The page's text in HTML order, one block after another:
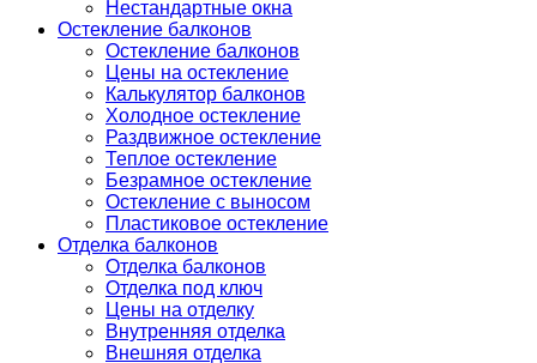
Нестандартные окна
Остекление балконов
Остекление балконов
Цены на остекление
Калькулятор балконов
Холодное остекление
Раздвижное остекление
Теплое остекление
Безрамное остекление
Остекление с выносом
Пластиковое остекление
Отделка балконов
Отделка балконов
Отделка под ключ
Цены на отделку
Внутренняя отделка
Внешняя отделка